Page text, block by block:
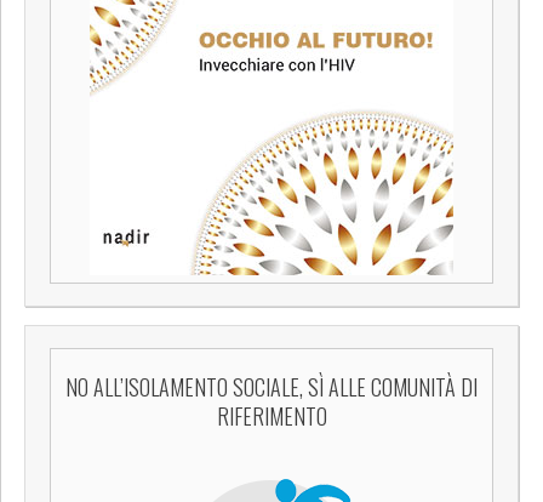
NO ALL’ISOLAMENTO SOCIALE, SÌ ALLE COMUNITÀ DI
RIFERIMENTO